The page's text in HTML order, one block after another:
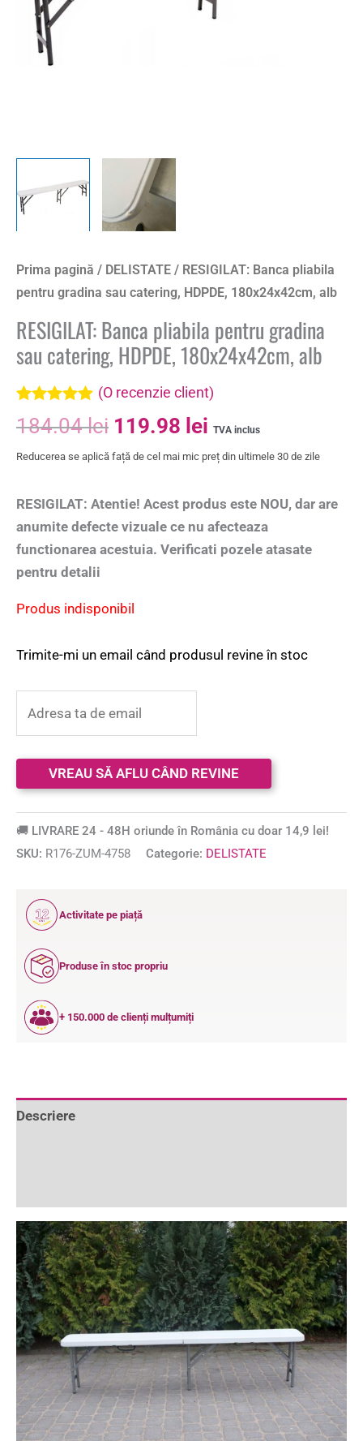
Prima pagină / DELISTATE / RESIGILAT: Banca pliabila
pentru gradina sau catering, HDPDE, 180x24x42cm, alb
RESIGILAT: Banca pliabila pentru gradina
sau catering, HDPDE, 180x24x42cm, alb
Evaluat la
5.00din 5 pe
singure
(O recenzie client)
184.04lei 119.98 lei TVA inclus
Reducerea se aplică față de cel mai mic preț din ultimele 30 de zile
RESIGILAT: Atentie! Acest produs este NOU, dar are
anumite defecte vizuale ce nu afecteaza
functionarea acestuia. Verificati pozele atasate
pentru detalii
Produs indisponibil
Trimite-mi un email când produsul revine în stoc
🚚 LIVRARE 24 - 48H oriunde în România cu doar 14,9 lei!
SKU: R176-ZUM-4758 Categorie: DELISTATE
12
ANI
Activitate pe piață
Produse în stoc propriu
+ 150.000 de clienți mulțumiți
Descriere